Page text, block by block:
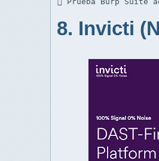
8. Invicti